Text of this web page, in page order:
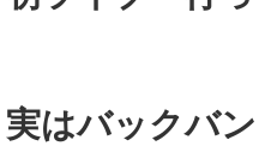
実はバックバ